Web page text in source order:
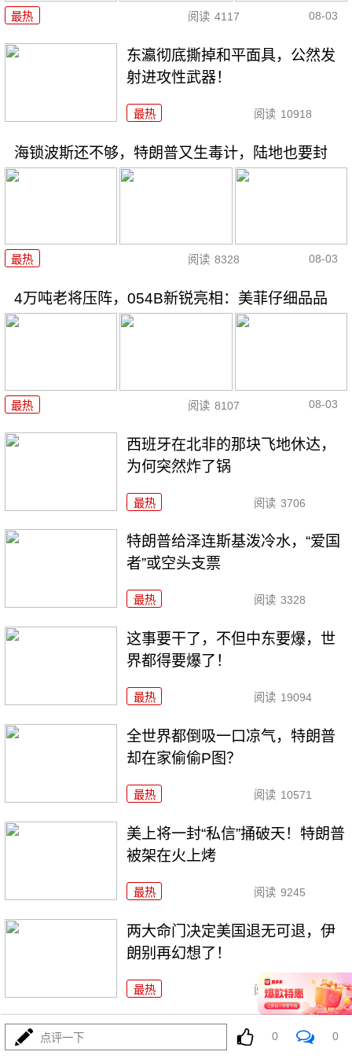
最热 阅读 4117 08-03
东瀛彻底撕掉和平面具，公然发
射进攻性武器！
最热 阅读 10918
海锁波斯还不够，特朗普又生毒计，陆地也要封
最热 阅读 8328 08-03
4万吨老将压阵，054B新锐亮相：美菲仔细品品
最热 阅读 8107 08-03
西班牙在北非的那块飞地休达，
为何突然炸了锅
最热 阅读 3706
特朗普给泽连斯基泼冷水，“爱国
者”或空头支票
最热 阅读 3328
这事要干了，不但中东要爆，世
界都得要爆了！
最热 阅读 19094
全世界都倒吸一口凉气，特朗普
却在家偷偷P图？
最热 阅读 10571
美上将一封“私信”捅破天！特朗普
被架在火上烤
最热 阅读 9245
两大命门决定美国退无可退，伊
朗别再幻想了！
最热 阅读 6900
打伊朗五个月仗，把美军打成了
“十口锅九个盖”
点评一下 0 0